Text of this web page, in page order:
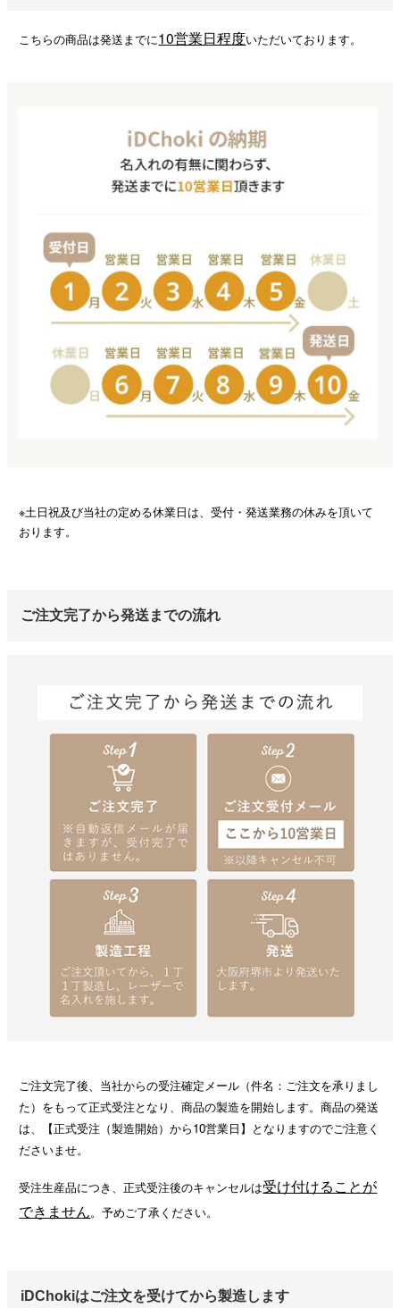
こちらの商品は発送までに10営業日程度いただいております。
※土日祝及び当社の定める休業日は、受付・発送業務の休みを頂いて
おります。
ご注文完了から発送までの流れ
ご注文完了後、当社からの受注確定メール（件名：ご注文を承りまし
た）をもって正式受注となり、商品の製造を開始します。商品の発送
は、【正式受注（製造開始）から10営業日】となりますのでご注意く
ださいませ。
受注生産品につき、正式受注後のキャンセルは受け付けることが
できません。予めご了承ください。
iDChokiはご注文を受けてから製造します